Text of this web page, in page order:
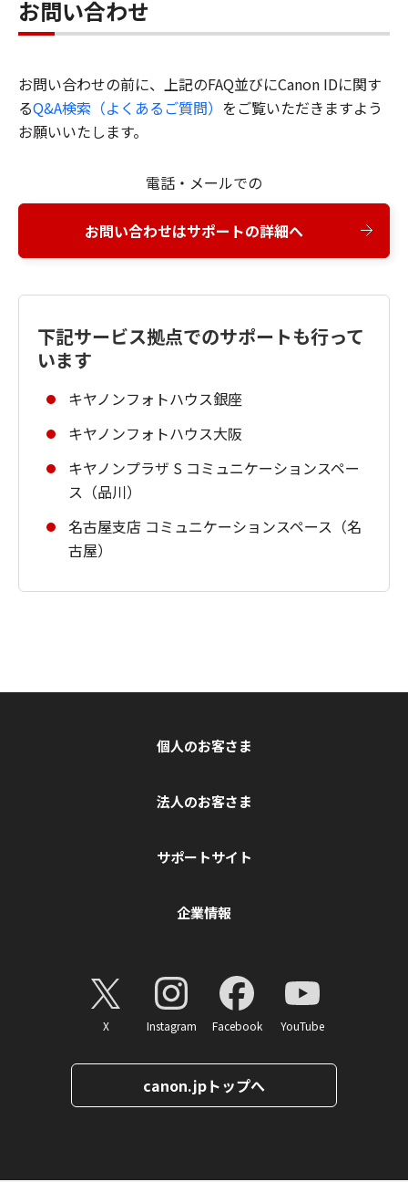
お問い合わせ
お問い合わせの前に、上記のFAQ並びにCanon IDに関す
るQ&A検索（よくあるご質問） をご覧いただきますよう
お願いいたします。
電話・メールでの
お問い合わせはサポートの詳細へ
下記サービス拠点でのサポートも行って
います
キヤノンフォトハウス銀座
キヤノンフォトハウス大阪
キヤノンプラザ S コミュニケーションスペー
ス（品川）
名古屋支店 コミュニケーションスペース（名
古屋）
個人のお客さま
法人のお客さま
サポートサイト
企業情報
X Instagram Facebook YouTube
canon.jpトップへ